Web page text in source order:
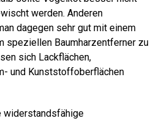
werden. Anderen
dagegen sehr gut mit einem
speziellen Baumharzentferner zu
sich Lackflächen,
und Kunststoffoberflächen
widerstandsfähige